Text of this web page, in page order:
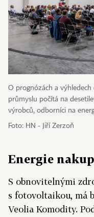
O prognózách a
průmyslu počítá na
výrobců, odborníci na
Foto: HN - Jiří Zerzoň
Energie
S obnovitelnými
s fotovoltaikou, má
Veolia Komodity.